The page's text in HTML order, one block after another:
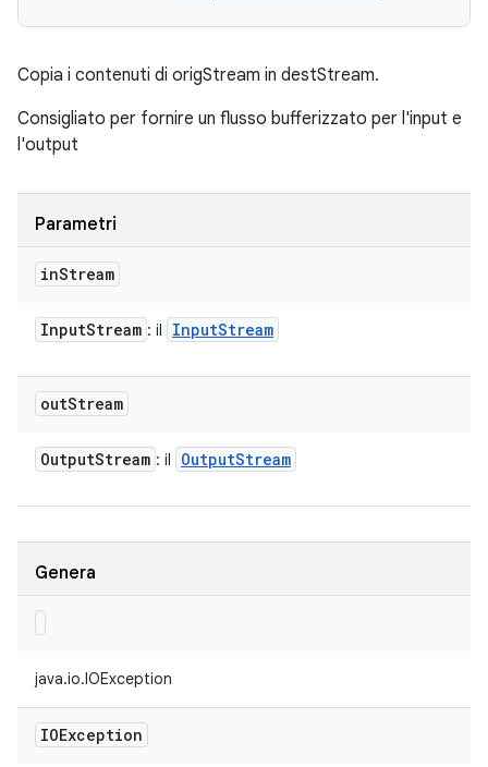
Copia i contenuti di origStream in destStream.
Consigliato per fornire un flusso bufferizzato per l'input e
l'output
Parametri
inStream
InputStream : il InputStream
outStream
OutputStream : il OutputStream
Genera
java.io.IOException
IOException